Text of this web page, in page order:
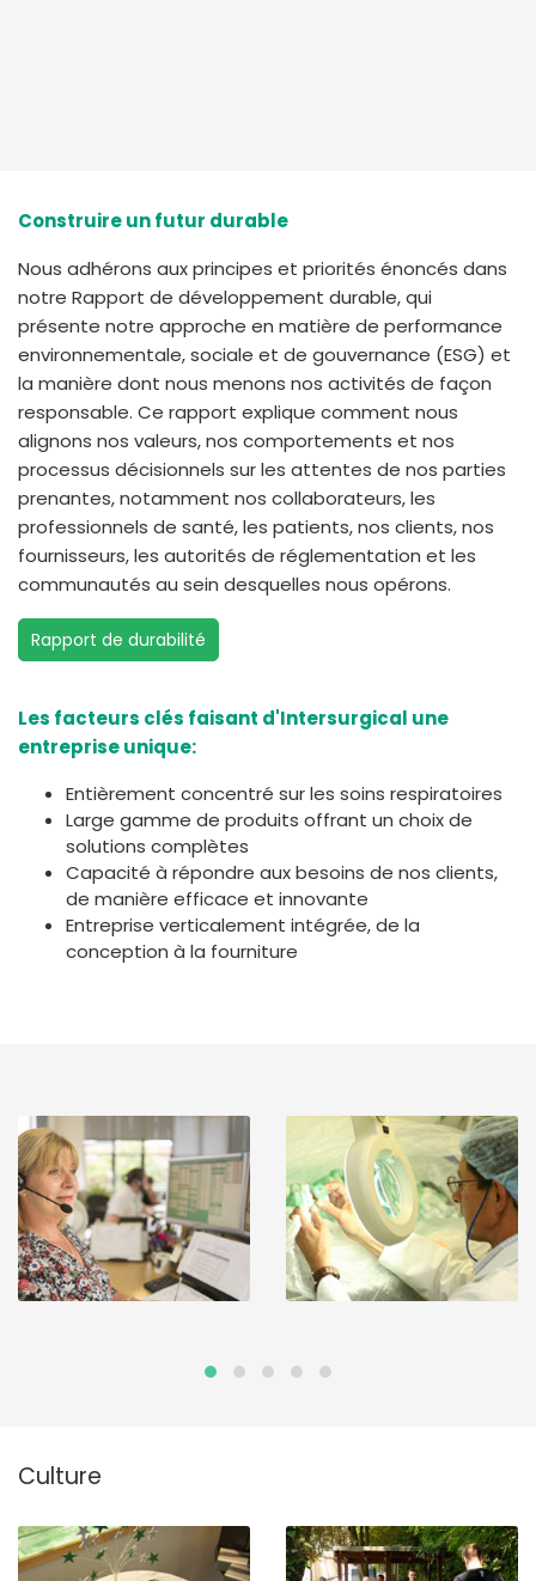
Construire un futur durable
Nous adhérons aux principes et priorités énoncés dans
notre Rapport de développement durable, qui
présente notre approche en matière de performance
environnementale, sociale et de gouvernance (ESG) et
la manière dont nous menons nos activités de façon
responsable. Ce rapport explique comment nous
alignons nos valeurs, nos comportements et nos
processus décisionnels sur les attentes de nos parties
prenantes, notamment nos collaborateurs, les
professionnels de santé, les patients, nos clients, nos
fournisseurs, les autorités de réglementation et les
communautés au sein desquelles nous opérons.
Rapport de durabilité
Les facteurs clés faisant d'Intersurgical une
entreprise unique:
Entièrement concentré sur les soins respiratoires
Large gamme de produits offrant un choix de
solutions complètes
Capacité à répondre aux besoins de nos clients,
de manière efficace et innovante
Entreprise verticalement intégrée, de la
conception à la fourniture
Culture